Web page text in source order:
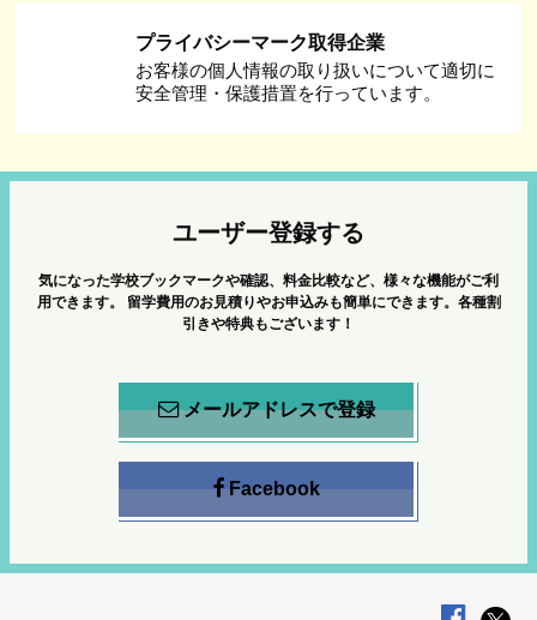
プライバシーマーク取得企業
お客様の個人情報の取り扱いについて適切に
安全管理・保護措置を行っています。
ユーザー登録する
気になった学校ブックマークや確認、料金比較など、様々な機能がご利
用できます。
留学費用のお見積りやお申込みも簡単にできます。各種割
引きや特典もございます！
メールアドレスで登録
Facebook